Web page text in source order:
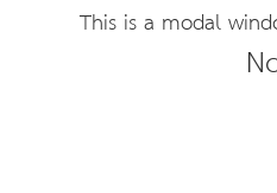
This is a modal